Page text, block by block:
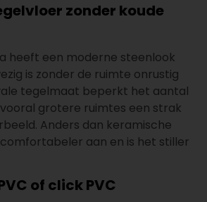
zonder koude
heeft een moderne steenlook
is zonder de ruimte onrustig
tegelmaat beperkt het aantal
grotere ruimtes een strak
Anders dan keramische
aan en is het stiller
of click PVC